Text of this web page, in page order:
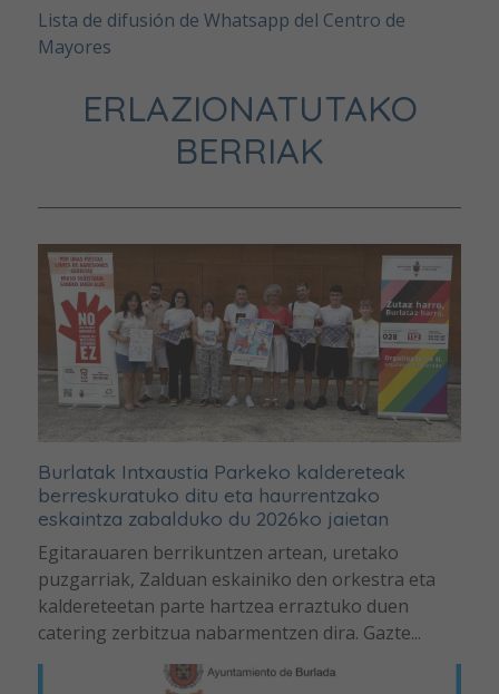
Lista de difusión de Whatsapp del Centro de
Mayores
ERLAZIONATUTAKO
BERRIAK
Burlatak Intxaustia Parkeko kaldereteak
berreskuratuko ditu eta haurrentzako
eskaintza zabalduko du 2026ko jaietan
Egitarauaren berrikuntzen artean, uretako
puzgarriak, Zalduan eskainiko den orkestra eta
kaldereteetan parte hartzea erraztuko duen
catering zerbitzua nabarmentzen dira. Gazte...